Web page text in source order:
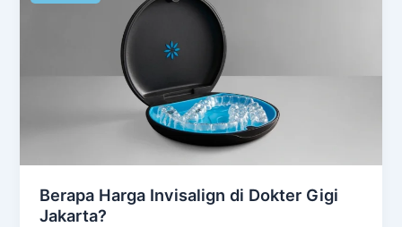
Berapa Harga Invisalign di Dokter Gigi
Jakarta?